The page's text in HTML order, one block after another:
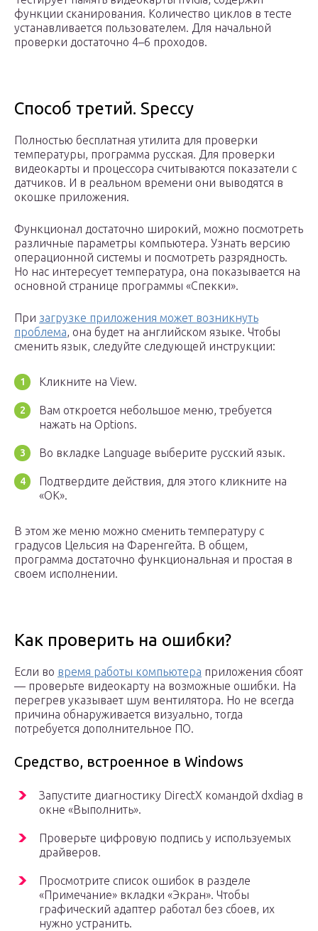
функции сканирования. Количество циклов в тесте
устанавливается пользователем. Для начальной
проверки достаточно 4–6 проходов.
Способ третий. Speccy
Полностью бесплатная утилита для проверки
температуры, программа русская. Для проверки
видеокарты и процессора считываются показатели с
датчиков. И в реальном времени они выводятся в
окошке приложения.
Функционал достаточно широкий, можно посмотреть
различные параметры компьютера. Узнать версию
операционной системы и посмотреть разрядность.
Но нас интересует температура, она показывается на
основной странице программы «Спекки».
При загрузке приложения может возникнуть
проблема, она будет на английском языке. Чтобы
сменить язык, следуйте следующей инструкции:
Кликните на View.
Вам откроется небольшое меню, требуется
нажать на Options.
Во вкладке Language выберите русский язык.
Подтвердите действия, для этого кликните на
«ОК».
В этом же меню можно сменить температуру с
градусов Цельсия на Фаренгейта. В общем,
программа достаточно функциональная и простая в
своем исполнении.
Как проверить на ошибки?
Если во время работы компьютера приложения сбоят
— проверьте видеокарту на возможные ошибки. На
перегрев указывает шум вентилятора. Но не всегда
причина обнаруживается визуально, тогда
потребуется дополнительное ПО.
Средство, встроенное в Windows
Запустите диагностику DirectX командой dxdiag в
окне «Выполнить».
Проверьте цифровую подпись у используемых
драйверов.
Просмотрите список ошибок в разделе
«Примечание» вкладки «Экран». Чтобы
графический адаптер работал без сбоев, их
нужно устранить.